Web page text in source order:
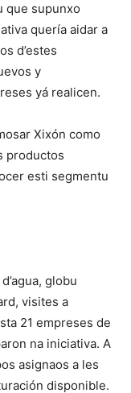
que supunxo
quería aidar a
d’estes
y
yá realicen.
Xixón como
productos
esti segmentu
globu
visites a
21 empreses de
na iniciativa. A
asignaos a les
disponible.